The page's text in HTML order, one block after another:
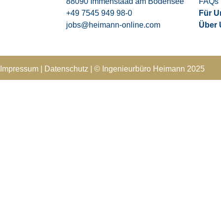
+49 7545 949 98-0
jobs@heimann-online.com
Für
Über
Impressum Datenschutz © Ingenieurbüro Heimann 2025